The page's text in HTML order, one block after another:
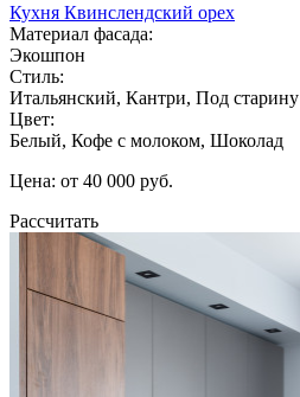
Кухня Квинслендский орех
Материал фасада:
Экошпон
Стиль:
Итальянский, Кантри, Под старину
Цвет:
Белый, Кофе с молоком, Шоколад
Цена: от 40 000 руб.
Рассчитать